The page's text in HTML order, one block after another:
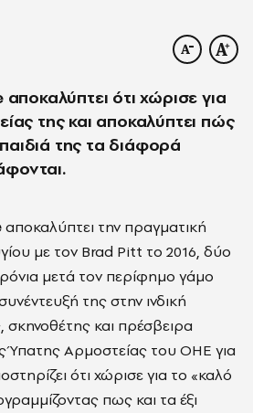
ότι χώρισε για
της και αποκαλύπτει πώς
της τα διάφορά
αποκαλύπτει την πραγματική
με τον Brad Pitt το 2016, δύο
μετά τον περίφημο γάμο
της στην ινδική
και πρέσβειρα
Ύπατης Αρμοστείας του ΟΗΕ για
ότι χώρισε για το «καλό
πως και τα έξι